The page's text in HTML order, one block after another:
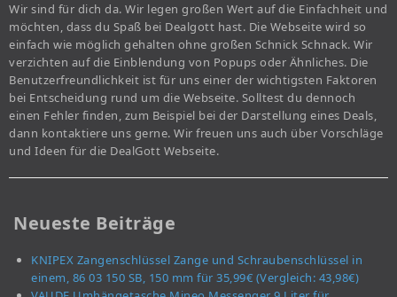
Wir sind für dich da. Wir legen großen Wert auf die Einfachheit und
möchten, dass du Spaß bei Dealgott hast. Die Webseite wird so
einfach wie möglich gehalten ohne großen Schnick Schnack. Wir
verzichten auf die Einblendung von Popups oder Ähnliches. Die
Benutzerfreundlichkeit ist für uns einer der wichtigsten Faktoren
bei Entscheidung rund um die Webseite. Solltest du dennoch
einen Fehler finden, zum Beispiel bei der Darstellung eines Deals,
dann kontaktiere uns gerne. Wir freuen uns auch über Vorschläge
und Ideen für die DealGott Webseite.
Neueste Beiträge
KNIPEX Zangenschlüssel Zange und Schraubenschlüssel in
einem, 86 03 150 SB, 150 mm für 35,99€ (Vergleich: 43,98€)